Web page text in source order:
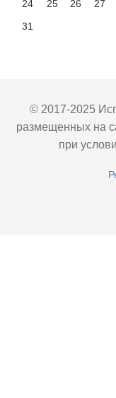
24 25 26 27
31
© 2017-2025
размещенных на
при